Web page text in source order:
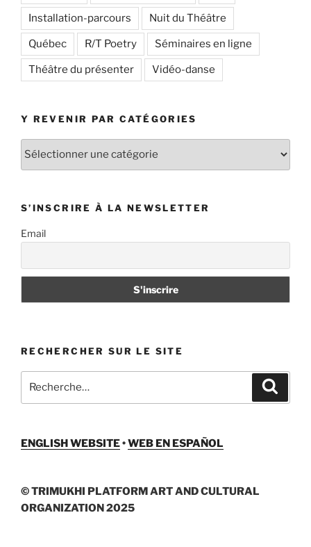
Installation-parcours Nuit du Théâtre
Québec R/T Poetry Séminaires en ligne
Théâtre du présenter Vidéo-danse
Y REVENIR PAR CATÉGORIES
Y
S’INSCRIRE À LA NEWSLETTER
Email
RECHERCHER SUR LE SITE
pour
ENGLISH WEBSITE•WEB EN ESPAÑOL
© TRIMUKHI PLATFORM ART AND CULTURAL
ORGANIZATION 2025